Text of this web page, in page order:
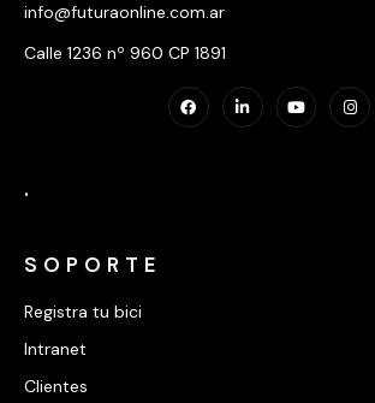
info@futuraonline.com.ar
Calle 1236 nº 960 CP 1891
.
SOPORTE
Registra tu bici
Intranet
Clientes